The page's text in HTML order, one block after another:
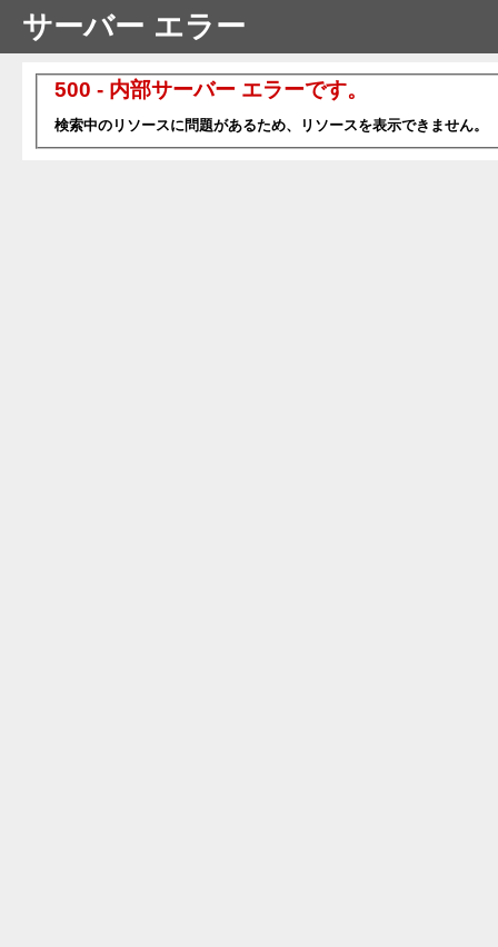
サーバー エラー
500 - 内部サーバー エラーです。
検索中のリソースに問題があるため、リソースを表示できません。